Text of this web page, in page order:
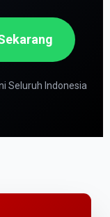
Seluruh Indonesia